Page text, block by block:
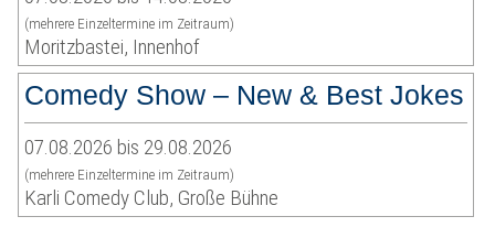
(mehrere Einzeltermine im Zeitraum)
Moritzbastei, Innenhof
Comedy Show – New & Best Jokes
07.08.2026 bis 29.08.2026
(mehrere Einzeltermine im Zeitraum)
Karli Comedy Club, Große Bühne